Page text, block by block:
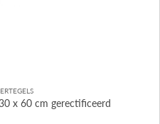
x 60 cm gerectificeerd